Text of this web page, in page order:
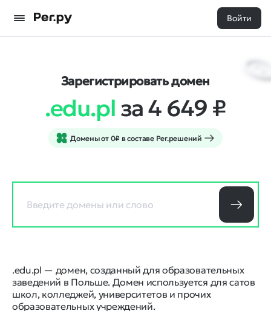
Войти
Зарегистрировать домен
.edu.pl за 4 649 ₽
Домены от 0₽ в составе Рег.решений
.edu.pl — домен, созданный для образовательных
заведений в Польше. Домен используется для сатов
школ, колледжей, университетов и прочих
образовательных учреждений.